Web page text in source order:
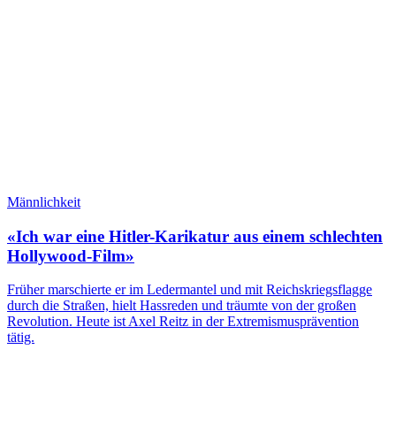
Männlichkeit
«Ich war eine Hitler-Karikatur aus einem schlechten
Hollywood-Film»
Früher marschierte er im Ledermantel und mit Reichskriegsflagge
durch die Straßen, hielt Hassreden und träumte von der großen
Revolution. Heute ist Axel Reitz in der Extremismusprävention
tätig.